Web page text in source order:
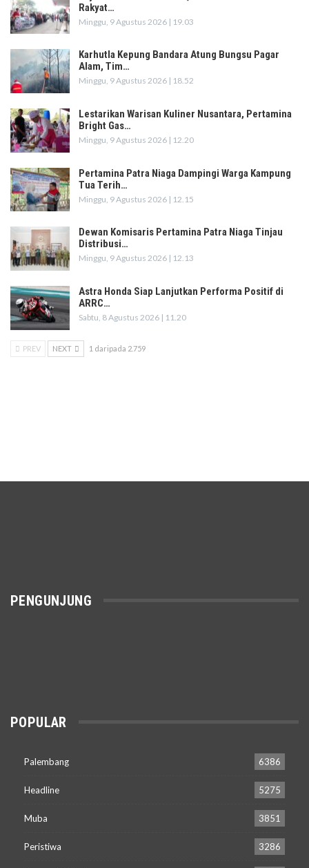
Rakyat…
Minggu, 9 Agustus 2026 | 19.03
Karhutla Kepung Bandara Atung Bungsu Pagar
Alam, Tim…
Minggu, 9 Agustus 2026 | 18.52
Lestarikan Warisan Kuliner Nusantara, Pertamina
Bright Gas…
Minggu, 9 Agustus 2026 | 12.20
Pertamina Patra Niaga Dampingi Warga Kampung
Tua Terih…
Minggu, 9 Agustus 2026 | 12.15
Dewan Komisaris Pertamina Patra Niaga Tinjau
Distribusi…
Minggu, 9 Agustus 2026 | 12.13
Astra Honda Siap Lanjutkan Performa Positif di
ARRC…
Sabtu, 8 Agustus 2026 | 11.20
PREV NEXT 1 daripada 2.759
PENGUNJUNG
POPULAR
Palembang 6386
Headline 5275
Muba 3851
Peristiwa 3286